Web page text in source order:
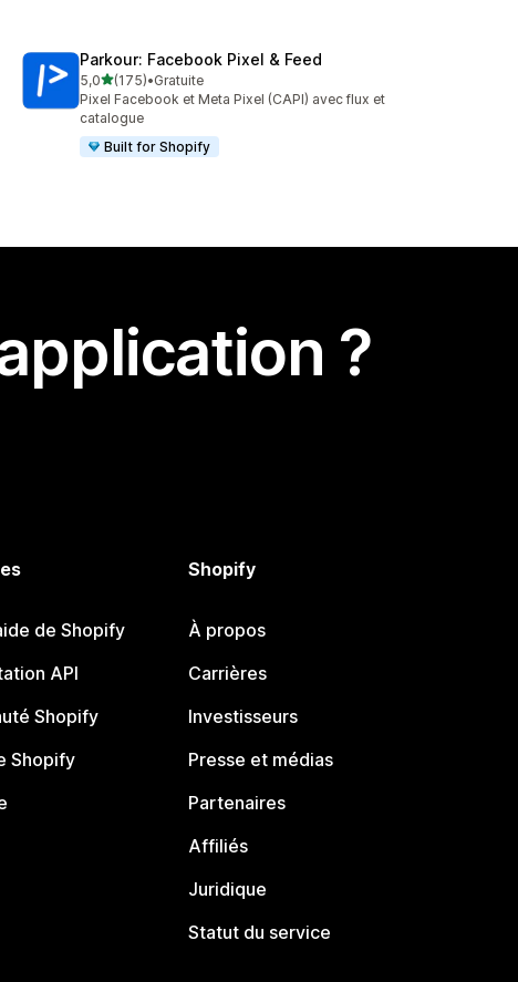
Parkour: Facebook Pixel & Feed
5,0étoile(s) sur 5
(175)
175 avis au total
•Gratuite
Pixel Facebook et Meta Pixel (CAPI) avec flux et
catalogue
Built for Shopify
?
de Shopify
API
Shopify
Shopify
Shopify
À propos
Carrières
Investisseurs
Presse et médias
Partenaires
Affiliés
Juridique
Statut du service